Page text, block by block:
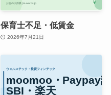
保育士不足・低賃金
2026年7月21日